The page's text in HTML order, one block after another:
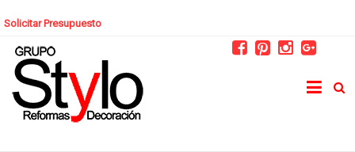
Solicitar Presupuesto